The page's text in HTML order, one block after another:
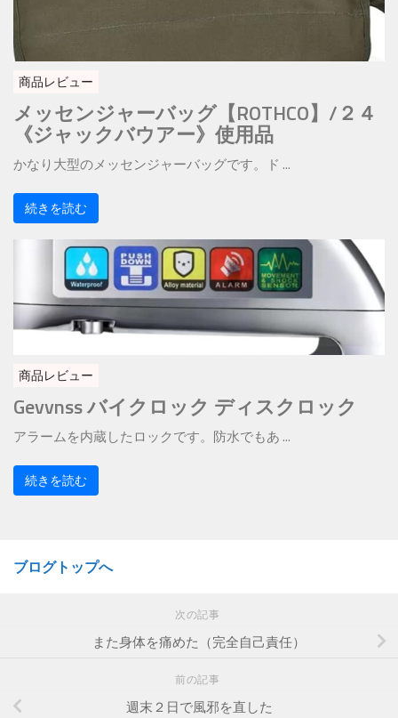
商品レビュー
メッセンジャーバッグ【ROTHCO】/２４
《ジャックバウアー》使用品
かなり大型のメッセンジャーバッグです。ド ...
続きを読む
商品レビュー
Gevvnss バイクロック ディスクロック
アラームを内蔵したロックです。防水でもあ ...
続きを読む
ブログトップへ
次の記事
また身体を痛めた（完全自己責任）
前の記事
週末２日で風邪を直した